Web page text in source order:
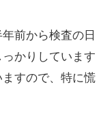
前から検査の日
かりしています
すので、特に慌